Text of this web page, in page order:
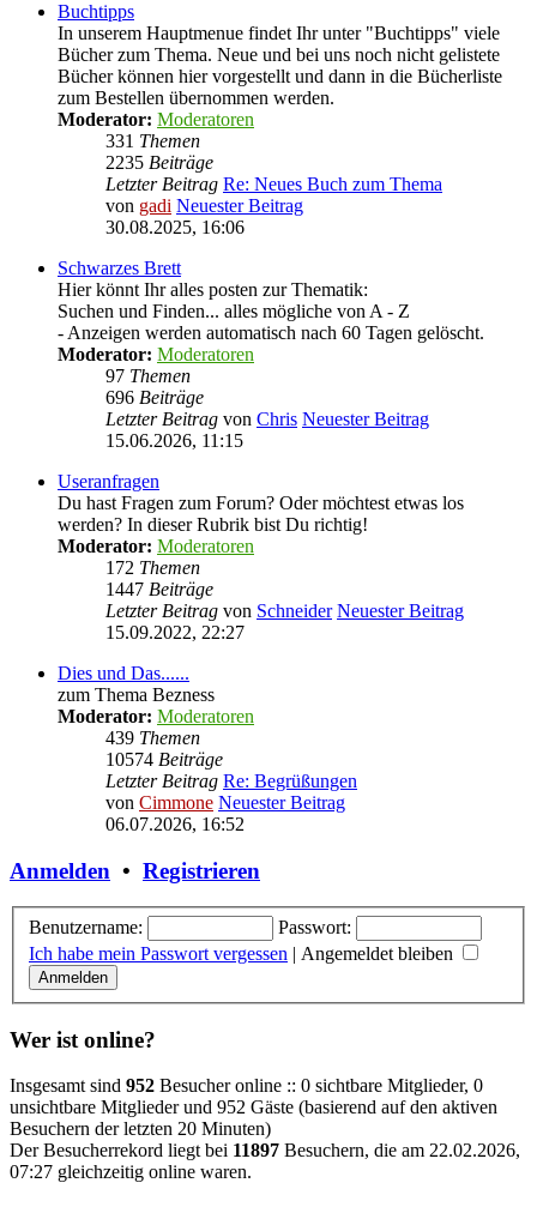
Buchtipps
In unserem Hauptmenue findet Ihr unter "Buchtipps" viele
Bücher zum Thema. Neue und bei uns noch nicht gelistete
Bücher können hier vorgestellt und dann in die Bücherliste
zum Bestellen übernommen werden.
Moderator: Moderatoren
331 Themen
2235 Beiträge
Letzter Beitrag Re: Neues Buch zum Thema
von gadi Neuester Beitrag
30.08.2025, 16:06
Schwarzes Brett
Hier könnt Ihr alles posten zur Thematik:
Suchen und Finden... alles mögliche von A - Z
- Anzeigen werden automatisch nach 60 Tagen gelöscht.
Moderator: Moderatoren
97 Themen
696 Beiträge
Letzter Beitrag von Chris Neuester Beitrag
15.06.2026, 11:15
Useranfragen
Du hast Fragen zum Forum? Oder möchtest etwas los
werden? In dieser Rubrik bist Du richtig!
Moderator: Moderatoren
172 Themen
1447 Beiträge
Letzter Beitrag von Schneider Neuester Beitrag
15.09.2022, 22:27
Dies und Das......
zum Thema Bezness
Moderator: Moderatoren
439 Themen
10574 Beiträge
Letzter Beitrag Re: Begrüßungen
von Cimmone Neuester Beitrag
06.07.2026, 16:52
Anmelden • Registrieren
Benutzername:
Passwort:
Ich habe mein Passwort vergessen | Angemeldet bleiben
Wer ist online?
Insgesamt sind 952 Besucher online :: 0 sichtbare Mitglieder, 0
unsichtbare Mitglieder und 952 Gäste (basierend auf den aktiven
Besuchern der letzten 20 Minuten)
Der Besucherrekord liegt bei 11897 Besuchern, die am 22.02.2026,
07:27 gleichzeitig online waren.